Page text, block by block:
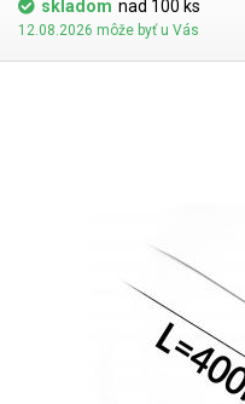
skladom nad 100 ks
12.08.2026 môže byť u Vás